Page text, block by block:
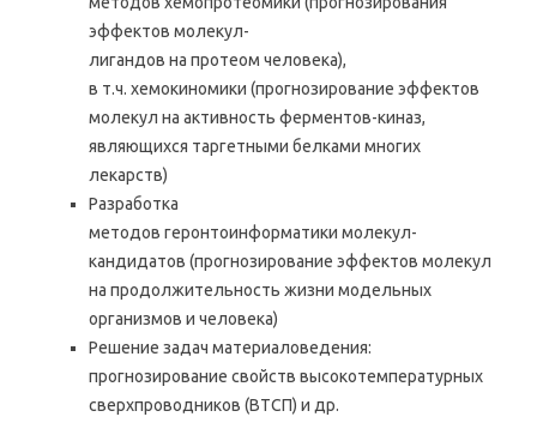
эффектов молекул-
лигандов на протеом человека),
в т.ч. хемокиномики (прогнозирование эффектов
молекул на активность ферментов-киназ,
являющихся таргетными белками многих
лекарств)
Разработка
методов геронтоинформатики молекул-
кандидатов (прогнозирование эффектов молекул
на продолжительность жизни модельных
организмов и человека)
Решение задач материаловедения:
прогнозирование свойств высокотемпературных
сверхпроводников (ВТСП) и др.